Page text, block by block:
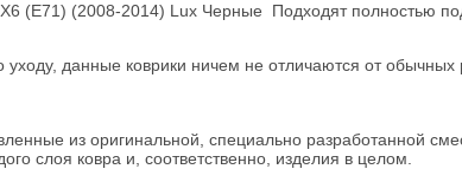
(E71) (2008-2014) Lux Черные Подходят полностью
данные коврики ничем не отличаются от обычных
из оригинальной, специально разработанной
слоя ковра и, соответственно, изделия в целом.